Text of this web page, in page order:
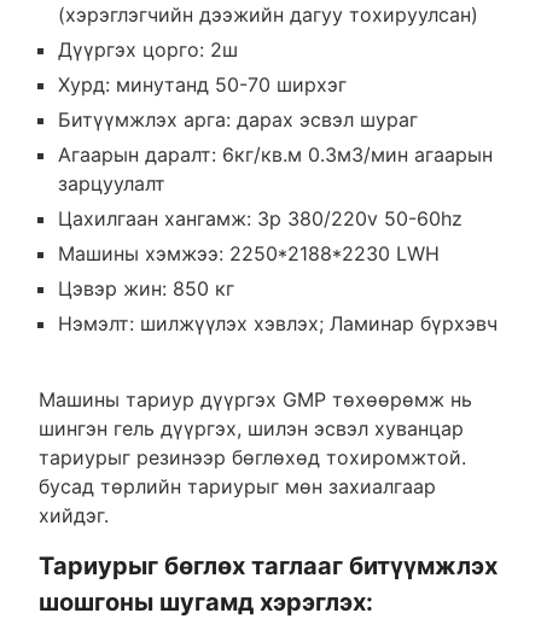
(хэрэглэгчийн дээжийн дагуу тохируулсан)
Дүүргэх цорго: 2ш
Хурд: минутанд 50-70 ширхэг
Битүүмжлэх арга: дарах эсвэл шураг
Агаарын даралт: 6кг/кв.м 0.3м3/мин агаарын
зарцуулалт
Цахилгаан хангамж: 3p 380/220v 50-60hz
Машины хэмжээ: 2250*2188*2230 LWH
Цэвэр жин: 850 кг
Нэмэлт: шилжүүлэх хэвлэх; Ламинар бүрхэвч
Машины тариур дүүргэх GMP төхөөрөмж нь
шингэн гель дүүргэх, шилэн эсвэл хуванцар
тариурыг резинээр бөглөхөд тохиромжтой.
бусад төрлийн тариурыг мөн захиалгаар
хийдэг.
Тариурыг бөглөх таглааг битүүмжлэх
шошгоны шугамд хэрэглэх: